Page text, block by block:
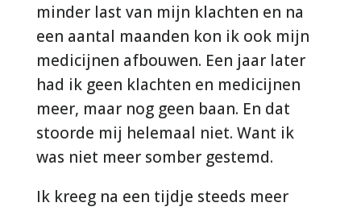
minder last van mijn klachten en na
een aantal maanden kon ik ook mijn
medicijnen afbouwen. Een jaar later
had ik geen klachten en medicijnen
meer, maar nog geen baan. En dat
stoorde mij helemaal niet. Want ik
was niet meer somber gestemd.
Ik kreeg na een tijdje steeds meer